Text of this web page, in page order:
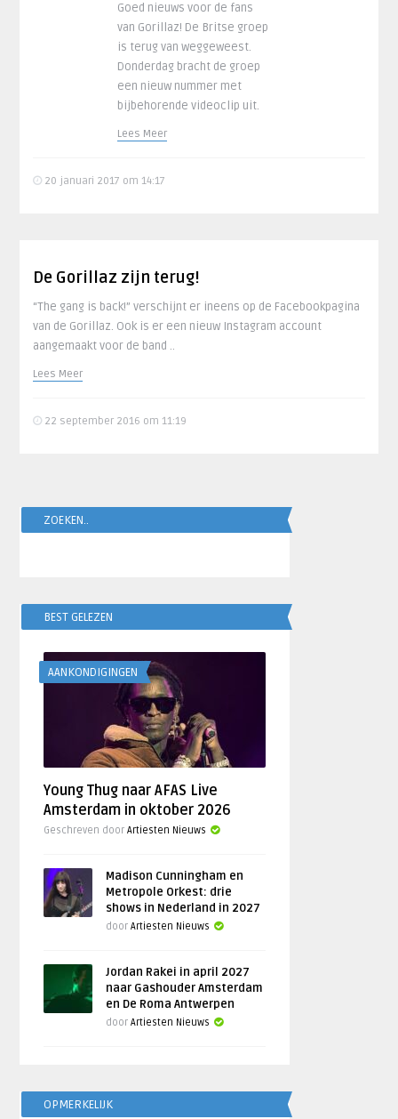
Goed nieuws voor de fans
van Gorillaz! De Britse groep
is terug van weggeweest.
Donderdag bracht de groep
een nieuw nummer met
bijbehorende videoclip uit.
Lees Meer
20 januari 2017 om 14:17
De Gorillaz zijn terug!
“The gang is back!” verschijnt er ineens op de Facebookpagina
van de Gorillaz. Ook is er een nieuw Instagram account
aangemaakt voor de band ..
Lees Meer
22 september 2016 om 11:19
ZOEKEN..
BEST GELEZEN
AANKONDIGINGEN
Young Thug naar AFAS Live
Amsterdam in oktober 2026
Geschreven doorArtiesten Nieuws
Madison Cunningham en
Metropole Orkest: drie
shows in Nederland in 2027
doorArtiesten Nieuws
Jordan Rakei in april 2027
naar Gashouder Amsterdam
en De Roma Antwerpen
doorArtiesten Nieuws
OPMERKELIJK